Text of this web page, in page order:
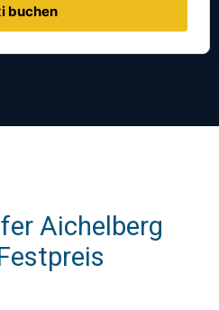
buchen
Aichelberg